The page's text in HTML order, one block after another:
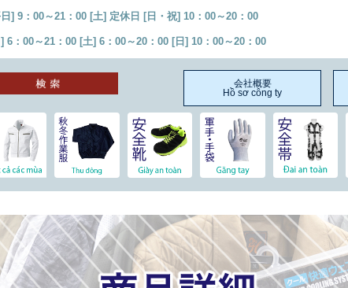
日] 9：00～21：00 [土] 定休日 [日・祝] 10：00～20：00
] 6：00～21：00 [土] 6：00～20：00 [日] 10：00～20：00
会社概要
Hồ sơ công ty